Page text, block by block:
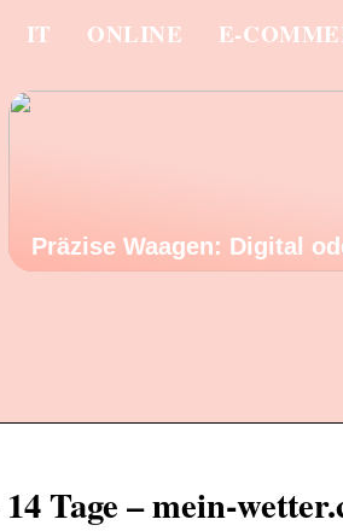
IT ONLINE E-
Präzise Waagen: Digital
Tage – mein-